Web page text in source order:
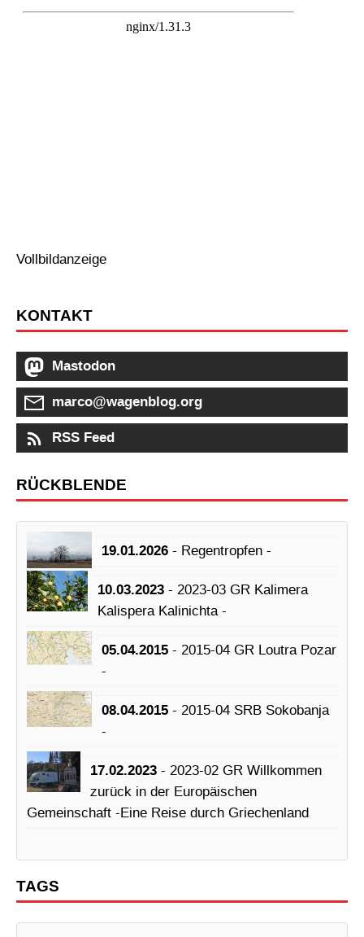
Vollbildanzeige
KONTAKT
Mastodon
marco@wagenblog.org
RSS Feed
RÜCKBLENDE
19.01.2026 - Regentropfen -
10.03.2023 - 2023-03 GR Kalimera
Kalispera Kalinichta -
05.04.2015 - 2015-04 GR Loutra Pozar
-
08.04.2015 - 2015-04 SRB Sokobanja
-
17.02.2023 - 2023-02 GR Willkommen
zurück in der Europäischen
Gemeinschaft -Eine Reise durch Griechenland
TAGS